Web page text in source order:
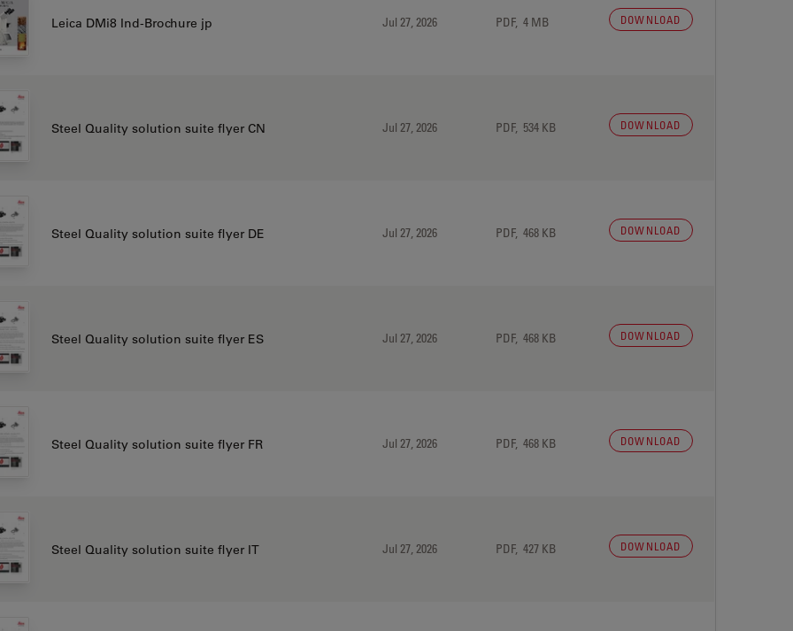
Leica DMi8 Ind-Brochure jp Jul 27, 2026 PDF, 4 MB DOWNLOAD
Steel Quality solution suite flyer CN Jul 27, 2026 PDF, 534 KB DOWNLOAD
Steel Quality solution suite flyer DE Jul 27, 2026 PDF, 468 KB DOWNLOAD
Steel Quality solution suite flyer ES Jul 27, 2026 PDF, 468 KB DOWNLOAD
Steel Quality solution suite flyer FR Jul 27, 2026 PDF, 468 KB DOWNLOAD
Steel Quality solution suite flyer IT Jul 27, 2026 PDF, 427 KB DOWNLOAD